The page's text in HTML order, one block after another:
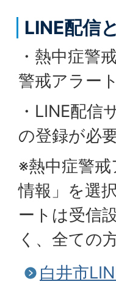
LINE配信
・熱中症警
警戒アラー
・LINE配
の登録が必
※熱中症警
情報」を選
ートは受信
く、全ての
白井市